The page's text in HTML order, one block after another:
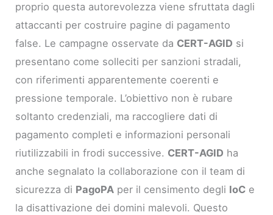
proprio questa autorevolezza viene sfruttata dagli
attaccanti per costruire pagine di pagamento
false. Le campagne osservate da CERT-AGID si
presentano come solleciti per sanzioni stradali,
con riferimenti apparentemente coerenti e
pressione temporale. L’obiettivo non è rubare
soltanto credenziali, ma raccogliere dati di
pagamento completi e informazioni personali
riutilizzabili in frodi successive. CERT-AGID ha
anche segnalato la collaborazione con il team di
sicurezza di PagoPA per il censimento degli IoC e
la disattivazione dei domini malevoli. Questo